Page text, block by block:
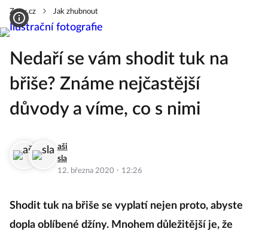
Zeny.cz Jak zhubnout
Nedaří se vám shodit tuk na
břiše? Známe nejčastější
důvody a víme, co s nimi
aši
sla
12. března 2020 · 12:26
Shodit tuk na břiše se vyplatí nejen proto, abyste
dopla oblíbené džíny. Mnohem důležitější je, že